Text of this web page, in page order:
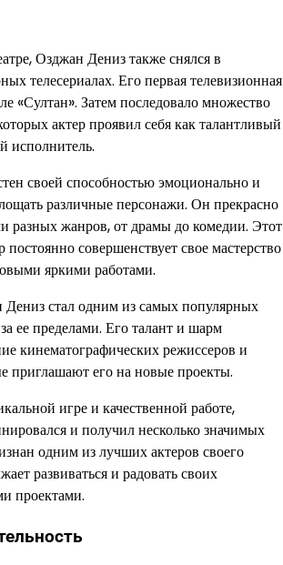
Озджан Дениз также снялся в
телесериалах. Его первая телевизионная
«Султан». Затем последовало множество
актер проявил себя как талантливый
исполнитель.
своей способностью эмоционально и
различные персонажи. Он прекрасно
разных жанров, от драмы до комедии. Этот
совершенствует свое мастерство
яркими работами.
стал одним из самых популярных
ее пределами. Его талант и шарм
кинематографических режиссеров и
приглашают его на новые проекты.
игре и качественной работе,
и получил несколько значимых
одним из лучших актеров своего
развиваться и радовать своих
проектами.